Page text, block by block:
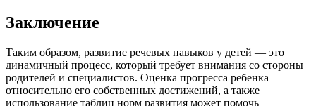
Заключение
Таким образом, развитие речевых навыков у детей — это
динамичный процесс, который требует внимания со стороны
родителей и специалистов. Оценка прогресса ребенка
относительно его собственных достижений, а также
использование таблиц норм развития может помочь